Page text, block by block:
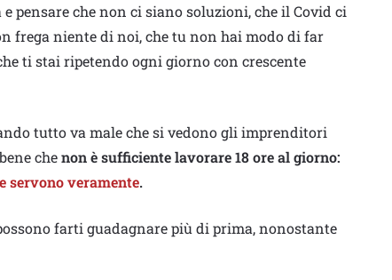
pensare che non ci siano soluzioni, che il Covid ci
frega niente di noi, che tu non hai modo di far
ti stai ripetendo ogni giorno con crescente
tutto va male che si vedono gli imprenditori
chenon è sufficiente lavorare 18 ore al giorno:
servono veramente.
farti guadagnare più di prima, nonostante